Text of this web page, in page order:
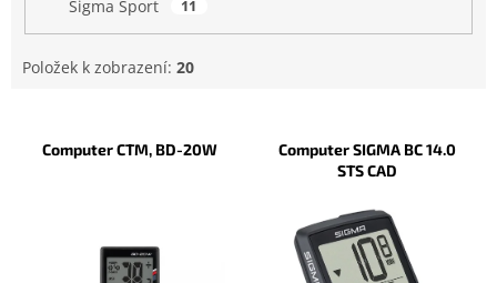
Sigma Sport 11
Položek k zobrazení: 20
Computer CTM, BD-20W
Computer SIGMA BC 14.0
STS CAD